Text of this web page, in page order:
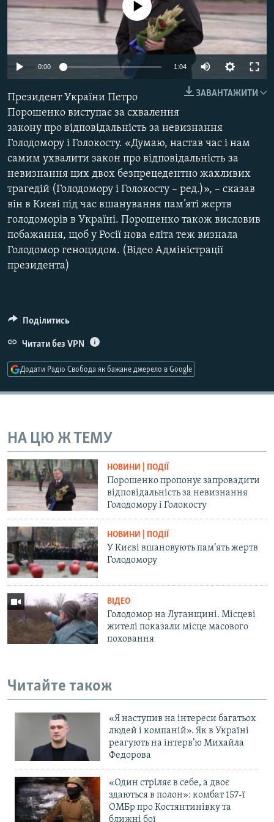
МУЛЬТИМЕДІА
ФОТО
СПЕЦПРОЄКТИ
ПОДКАСТИ
КРИМ РЕАЛІЇ
РУС
УКР
КТАТ
ДОЛУЧАЙСЯ!
No media source currently available
0:00 1:04
ЗАВАНТАЖИТИ
Президент України Петро
Порошенко виступає за схвалення
закону про відповідальність за невизнання
Голодомору і Голокосту. «Думаю, настав час і нам
самим ухвалити закон про відповідальність за
невизнання цих двох безпрецедентно жахливих
трагедій (Голодомору і Голокосту – ред.)», – сказав
він в Києві під час вшанування пам’яті жертв
голодоморів в Україні. Порошенко також висловив
побажання, щоб у Росії нова еліта теж визнала
Голодомор геноцидом. (Відео Адміністрації
президента)
Поділитись
Читати без VPN
Додати Радіо Свобода як бажане джерело в Google
НА ЦЮ Ж ТЕМУ
НОВИНИ | ПОДІЇ
Порошенко пропонує запровадити
відповідальність за невизнання
Голодомору і Голокосту
НОВИНИ | ПОДІЇ
У Києві вшановують пам’ять жертв
Голодомору
ВІДЕО
Голодомор на Луганщині. Місцеві
жителі показали місце масового
поховання
Читайте також
«Я наступив на інтереси багатьох
людей і компаній». Як в Україні
реагують на інтерв’ю Михайла
Федорова
«Один стріляє в себе, а двоє
здаються в полон»: комбат 157-ї
ОМБр про Костянтинівку та
ближні бої